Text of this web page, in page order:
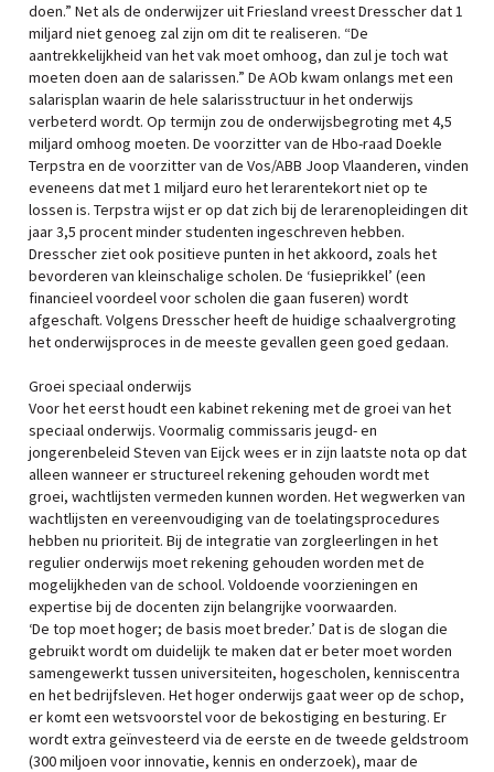
doen.” Net als de onderwijzer uit Friesland vreest Dresscher dat 1
miljard niet genoeg zal zijn om dit te realiseren. “De
aantrekkelijkheid van het vak moet omhoog, dan zul je toch wat
moeten doen aan de salarissen.” De AOb kwam onlangs met een
salarisplan waarin de hele salarisstructuur in het onderwijs
verbeterd wordt. Op termijn zou de onderwijsbegroting met 4,5
miljard omhoog moeten. De voorzitter van de Hbo-raad Doekle
Terpstra en de voorzitter van de Vos/ABB Joop Vlaanderen, vinden
eveneens dat met 1 miljard euro het lerarentekort niet op te
lossen is. Terpstra wijst er op dat zich bij de lerarenopleidingen dit
jaar 3,5 procent minder studenten ingeschreven hebben.
Dresscher ziet ook positieve punten in het akkoord, zoals het
bevorderen van kleinschalige scholen. De ‘fusieprikkel’ (een
financieel voordeel voor scholen die gaan fuseren) wordt
afgeschaft. Volgens Dresscher heeft de huidige schaalvergroting
het onderwijsproces in de meeste gevallen geen goed gedaan.
Groei speciaal onderwijs
Voor het eerst houdt een kabinet rekening met de groei van het
speciaal onderwijs. Voormalig commissaris jeugd- en
jongerenbeleid Steven van Eijck wees er in zijn laatste nota op dat
alleen wanneer er structureel rekening gehouden wordt met
groei, wachtlijsten vermeden kunnen worden. Het wegwerken van
wachtlijsten en vereenvoudiging van de toelatingsprocedures
hebben nu prioriteit. Bij de integratie van zorgleerlingen in het
regulier onderwijs moet rekening gehouden worden met de
mogelijkheden van de school. Voldoende voorzieningen en
expertise bij de docenten zijn belangrijke voorwaarden.
‘De top moet hoger; de basis moet breder.’ Dat is de slogan die
gebruikt wordt om duidelijk te maken dat er beter moet worden
samengewerkt tussen universiteiten, hogescholen, kenniscentra
en het bedrijfsleven. Het hoger onderwijs gaat weer op de schop,
er komt een wetsvoorstel voor de bekostiging en besturing. Er
wordt extra geïnvesteerd via de eerste en de tweede geldstroom
(300 miljoen voor innovatie, kennis en onderzoek), maar de